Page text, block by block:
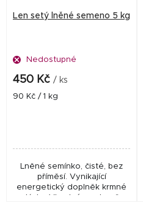
Len setý lněné semeno 5 kg
Nedostupné
450 Kč / ks
Měrná
90 Kč / 1 kg
Lněné semínko, čisté, bez
příměsí. Vynikající
energetický doplněk krmné